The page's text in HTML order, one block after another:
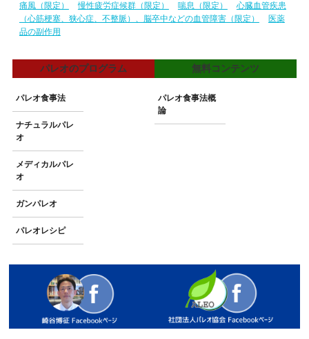
痛風（限定） 慢性疲労症候群（限定） 喘息（限定）
心臓血管疾患
（心筋梗塞、狭心症、不整脈）、脳卒中などの血管障害（限定）
医薬
品の副作用
パレオのプログラム
パレオ食事法
ナチュラルパレ
オ
メディカルパレ
オ
ガンパレオ
パレオレシピ
無料コンテンツ
パレオ食事法概
論